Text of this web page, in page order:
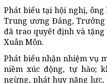
Phát biểu tại hội nghị,
Trung ương Đảng,
đã trao quyết định và
Xuân Môn.
Phát biểu nhận nhiệm vụ
niềm xúc động, tự hào;
ngừng, phát huy năng